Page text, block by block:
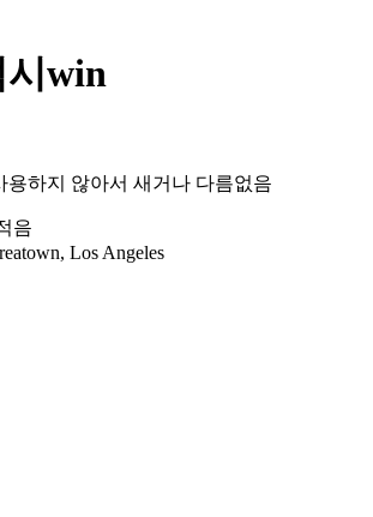
시win
용하지 않아서 새거나 다름없음
음
Los Angeles